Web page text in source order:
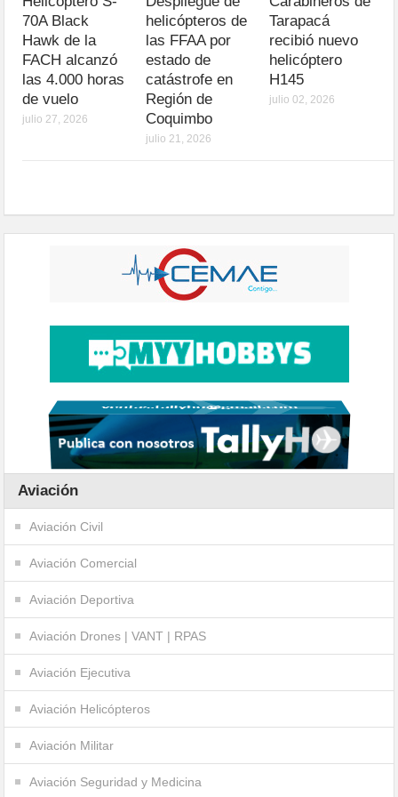
70A Black
Hawk de la
FACH alcanzó
las 4.000 horas
de vuelo
julio 27, 2026
helicópteros de
las FFAA por
estado de
catástrofe en
Región de
Coquimbo
julio 21, 2026
Tarapacá
recibió nuevo
helicóptero
H145
julio 02, 2026
Aviación
Aviación Civil
Aviación Comercial
Aviación Deportiva
Aviación Drones | VANT | RPAS
Aviación Ejecutiva
Aviación Helicópteros
Aviación Militar
Aviación Seguridad y Medicina